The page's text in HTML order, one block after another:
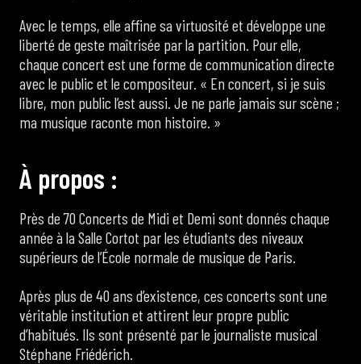
Avec le temps, elle affine sa virtuosité et développe une
liberté de geste maîtrisée par la partition. Pour elle,
chaque concert est une forme de communication directe
avec le public et le compositeur. « En concert, si je suis
libre, mon public l’est aussi. Je ne parle jamais sur scène ;
ma musique raconte mon histoire. »
À propos :
Près de 70 Concerts de Midi et Demi sont donnés chaque
année à la Salle Cortot par les étudiants des niveaux
supérieurs de l’École normale de musique de Paris.
Après plus de 40 ans d’existence, ces concerts sont une
véritable institution et attirent leur propre public
d’habitués. Ils sont présenté par le journaliste musical
Stéphane Friédérich.